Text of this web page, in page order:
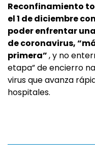
Reconfinamiento
el 1 de diciembre
poder enfrentar
de coronavirus,
primera”, y no
etapa” de encierro
virus que avanza
hospitales.